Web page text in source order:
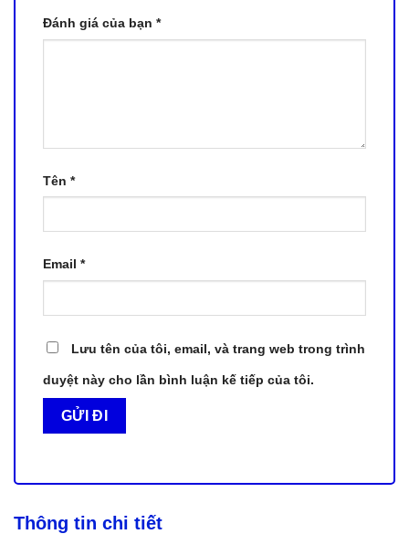
Đánh giá của bạn *
Tên *
Email *
Lưu tên của tôi, email, và trang web trong trình
duyệt này cho lần bình luận kế tiếp của tôi.
Thông tin chi tiết